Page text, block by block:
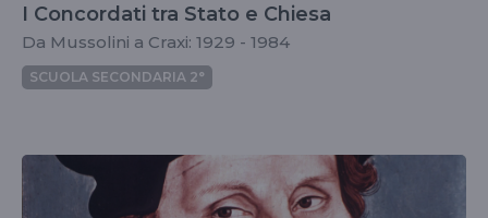
I Concordati tra Stato e Chiesa
Da Mussolini a Craxi: 1929 - 1984
SCUOLA SECONDARIA 2°